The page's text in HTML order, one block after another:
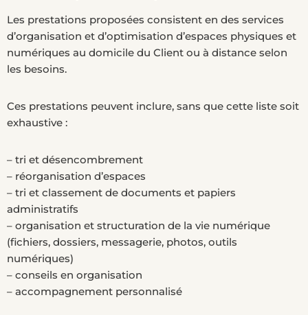
Les prestations proposées consistent en des services
d’organisation et d’optimisation d’espaces physiques et
numériques au domicile du Client ou à distance selon
les besoins.
Ces prestations peuvent inclure, sans que cette liste soit
exhaustive :
– tri et désencombrement
– réorganisation d’espaces
– tri et classement de documents et papiers
administratifs
– organisation et structuration de la vie numérique
(fichiers, dossiers, messagerie, photos, outils
numériques)
– conseils en organisation
– accompagnement personnalisé